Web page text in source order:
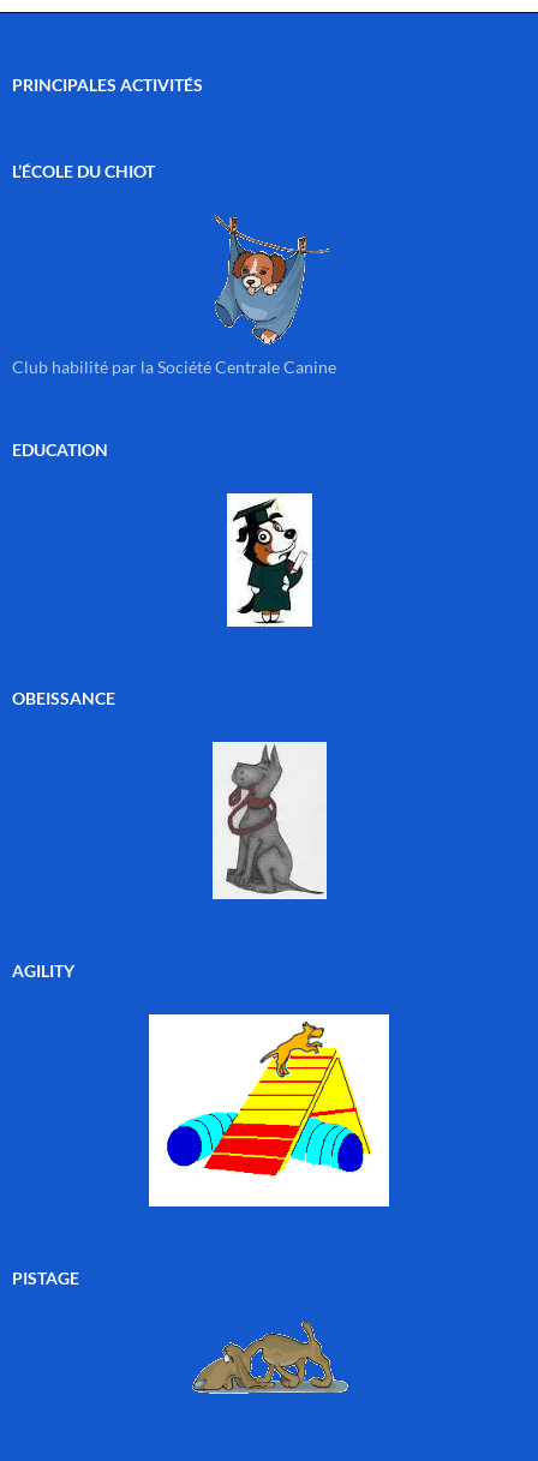
PRINCIPALES ACTIVITÉS
L’ÉCOLE DU CHIOT
Club habilité par la Société Centrale Canine
EDUCATION
OBEISSANCE
AGILITY
PISTAGE